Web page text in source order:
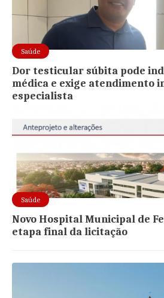
Saúde
Dor testicular súbita pode
médica e exige atendimento
especialista
Saúde
Novo Hospital Municipal de
etapa final da licitação